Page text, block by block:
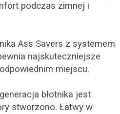
podczas zimnej i
Ass Savers z systemem
najskuteczniejsze
miejscu.
błotnika jest
stworzono. Łatwy w